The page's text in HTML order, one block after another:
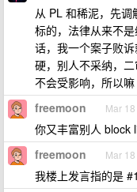
从 PL 和稀泥，先
标的，法律从来不
话，我一个案子败
硬，别人不采纳，
不会受影响，所以嘛
freemoon Mar 18
你又丰富别人 block
freemoon Mar 18
我楼上发言指的是